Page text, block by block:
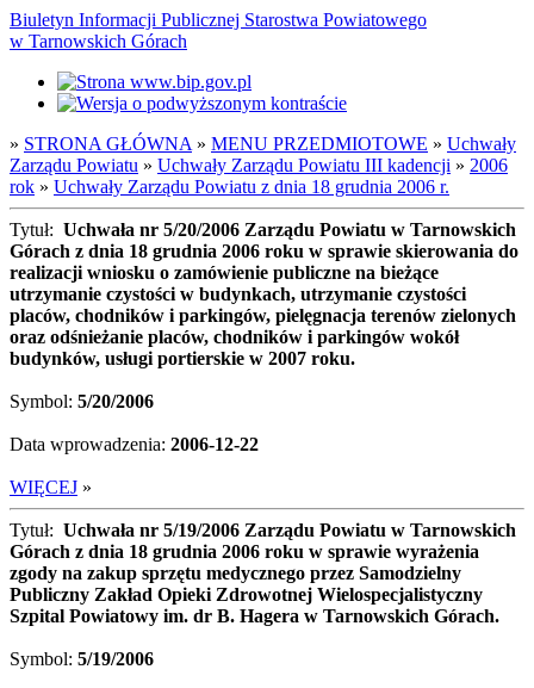
Biuletyn Informacji Publicznej Starostwa Powiatowego
w Tarnowskich Górach
» STRONA GŁÓWNA » MENU PRZEDMIOTOWE » Uchwały
Zarządu Powiatu » Uchwały Zarządu Powiatu III kadencji » 2006
rok » Uchwały Zarządu Powiatu z dnia 18 grudnia 2006 r.
Tytuł: Uchwała nr 5/20/2006 Zarządu Powiatu w Tarnowskich
Górach z dnia 18 grudnia 2006 roku w sprawie skierowania do
realizacji wniosku o zamówienie publiczne na bieżące
utrzymanie czystości w budynkach, utrzymanie czystości
placów, chodników i parkingów, pielęgnacja terenów zielonych
oraz odśnieżanie placów, chodników i parkingów wokół
budynków, usługi portierskie w 2007 roku.
Symbol: 5/20/2006
Data wprowadzenia: 2006-12-22
WIĘCEJ »
Tytuł: Uchwała nr 5/19/2006 Zarządu Powiatu w Tarnowskich
Górach z dnia 18 grudnia 2006 roku w sprawie wyrażenia
zgody na zakup sprzętu medycznego przez Samodzielny
Publiczny Zakład Opieki Zdrowotnej Wielospecjalistyczny
Szpital Powiatowy im. dr B. Hagera w Tarnowskich Górach.
Symbol: 5/19/2006